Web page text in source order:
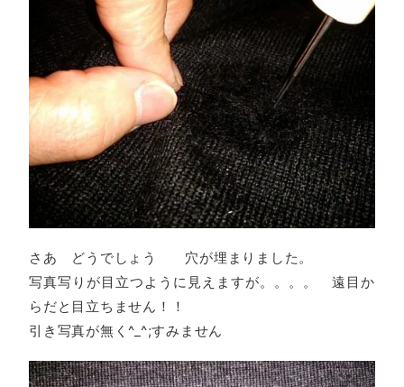
さあ どうでしょう 穴が埋まりました。
写真写りが目立つように見えますが。。。。 遠目か
らだと目立ちません！！
引き写真が無く^_^;すみません